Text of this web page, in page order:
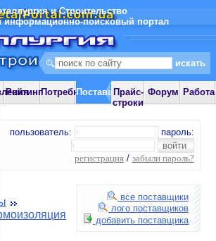
и Строительство
информационно-поисковый портал
РейтингПотребностиПоставщики
Прайс-
строки
Форум Работа
пользователь: пароль:
регистрация / забыли пароль?
все поставщики
лого поставщиков
добавить поставщика